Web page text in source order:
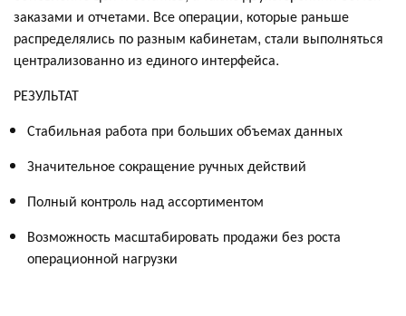
заказами и отчетами. Все операции, которые раньше
распределялись по разным кабинетам, стали выполняться
централизованно из единого интерфейса.
РЕЗУЛЬТАТ
Стабильная работа при больших объемах данных
Значительное сокращение ручных действий
Полный контроль над ассортиментом
Возможность масштабировать продажи без роста
операционной нагрузки